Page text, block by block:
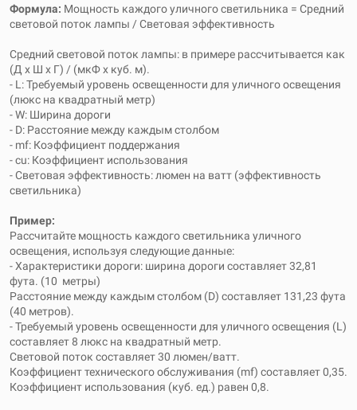
Формула: Мощность каждого уличного светильника = Средний
световой поток лампы / Световая эффективность
Средний световой поток лампы: в примере рассчитывается как
(Д x Ш x Г) / (мкФ x куб. м).
- L: Требуемый уровень освещенности для уличного освещения
(люкс на квадратный метр)
- W: Ширина дороги
- D: Расстояние между каждым столбом
- mf: Коэффициент поддержания
- cu: Коэффициент использования
- Световая эффективность: люмен на ватт (эффективность
светильника)
Пример:
Рассчитайте мощность каждого светильника уличного
освещения, используя следующие данные:
- Характеристики дороги: ширина дороги составляет 32,81
фута. (10 метры)
Расстояние между каждым столбом (D) составляет 131,23 фута
(40 метров).
- Требуемый уровень освещенности для уличного освещения (L)
составляет 8 люкс на квадратный метр.
Световой поток составляет 30 люмен/ватт.
Коэффициент технического обслуживания (mf) составляет 0,35.
Коэффициент использования (куб. ед.) равен 0,8.